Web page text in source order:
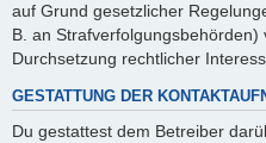
auf Grund gesetzlicher
B. an
Durchsetzung rechtlicher
GESTATTUNG DER
Du gestattest dem Betreiber